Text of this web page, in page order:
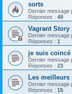
sorts
Dernier message
Réponses : 49
Vagrant
Dernier message
Réponses : 1
je suis coincé
Dernier message
Réponses : 23
Les meilleurs
Dernier message
Réponses : 15